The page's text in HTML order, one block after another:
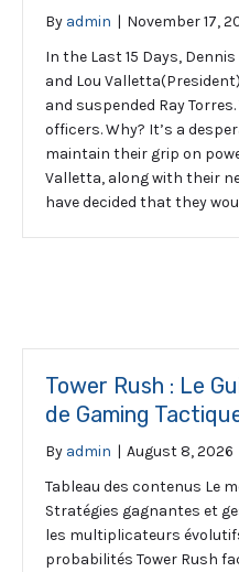
By admin | November 17,
In the Last 15 Days,
and Lou
and suspended Ray
officers. Why? It’s a
maintain their grip on
Valletta, along with their
have decided that they
Tower Rush : Le
de Gaming
By admin | August 8, 2026
Tableau des contenus Le
Stratégies gagnantes et
les multiplicateurs
probabilités Tower Rush